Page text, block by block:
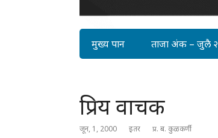
मुख्य पान ताजा अंक – जुलै
प्रिय वाचक
जून, 1, 2000 इतर प्र. ब. कुळकर्णी